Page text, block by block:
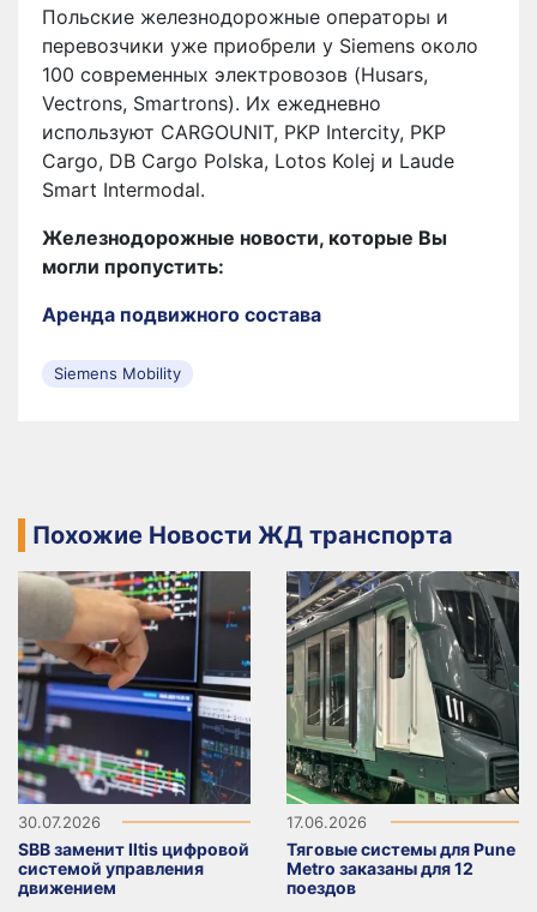
Польские железнодорожные операторы и
перевозчики уже приобрели у Siemens около
100 современных электровозов (Husars,
Vectrons, Smartrons). Их ежедневно
используют CARGOUNIT, PKP Intercity, PKP
Cargo, DB Cargo Polska, Lotos Kolej и Laude
Smart Intermodal.
Железнодорожные новости, которые Вы
могли пропустить:
Аренда подвижного состава
Siemens Mobility
Похожие Новости ЖД транспорта
30.07.2026
SBB заменит Iltis цифровой
системой управления
движением
17.06.2026
Тяговые системы для Pune
Metro заказаны для 12
поездов